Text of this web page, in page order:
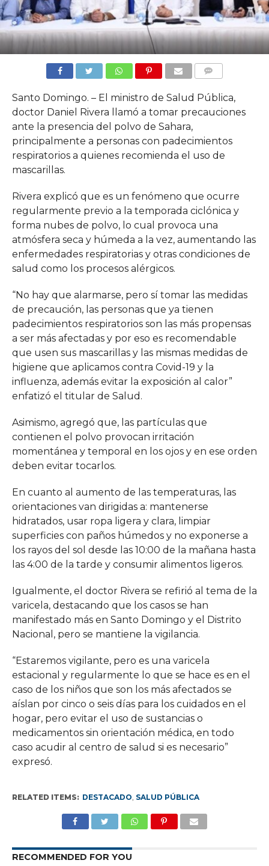
Santo Domingo. – El ministro de Salud Pública,
doctor Daniel Rivera llamó a tomar precauciones
ante la presencia del polvo de Sahara,
principalmente a personas con padecimientos
respiratorios a quienes recomienda el uso de
mascarillas.
Rivera explicó que es un fenómeno que ocurre
regularmente previo a la temporada ciclónica y
forma nubes de polvo, lo cual provoca una
atmósfera seca y húmeda a la vez, aumentando las
enfermedades respiratorias y otras condiciones de
salud como los procesos alérgicos.
“No hay que alarmarse, pero sí tomar las medidas
de precaución, las personas que ya tienen
padecimientos respiratorios son las más propensas
a ser más afectadas y por eso es recomendable
que usen sus mascarillas y las mismas medidas de
higiene que aplicamos contra Covid-19 y la
influenza, además evitar la exposición al calor”
enfatizó el titular de Salud.
Asimismo, agregó que, las partículas que
contienen el polvo provocan irritación
momentánea y temporal en los ojos y en ese orden
deben evitar tocarlos.
En cuanto al aumento de las temperaturas, las
orientaciones van dirigidas a: mantenerse
hidratados, usar ropa ligera y clara, limpiar
superficies con paños húmedos y no exponerse a
los rayos del sol desde las 10:00 de la mañana hasta
las 4:00 de la tarde y consumir alimentos ligeros.
Igualmente, el doctor Rivera se refirió al tema de la
varicela, destacando que los casos se han
manifestado más en Santo Domingo y el Distrito
Nacional, pero se mantiene la vigilancia.
“Estaremos vigilante, pero es una varicela
estacional y regularmente lo que se hace es en el
caso de los niños que son los más afectados se
aíslan por cinco o seis días para los cuidados en el
hogar, pero evitar el uso de sustancias o
medicamentos sin orientación médica, en todo
caso acudir al centro de salud si es necesario”
expresó.
RELATED ITEMS: DESTACADO SALUD PÚBLICA
RECOMMENDED FOR YOU